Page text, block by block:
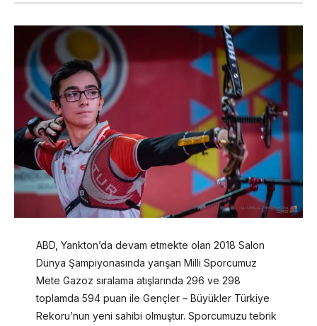
ABD, Yankton’da devam etmekte olan 2018 Salon
Dünya Şampiyonasında yarışan Milli Sporcumuz
Mete Gazoz sıralama atışlarında 296 ve 298
toplamda 594 puan ile Gençler – Büyükler Türkiye
Rekoru’nun yeni sahibi olmuştur. Sporcumuzu tebrik